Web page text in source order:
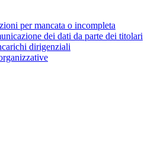
per mancata o incompleta
dei dati da parte dei titolari
dirigenziali